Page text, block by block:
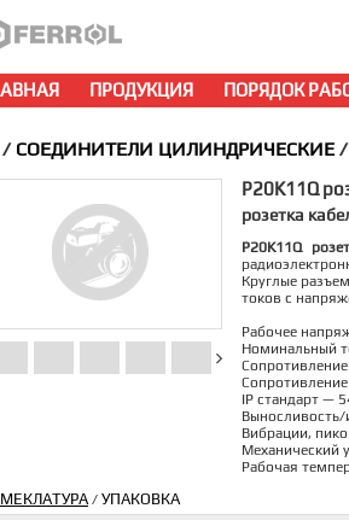
ПРОДУКЦИЯ ПОРЯДОК
/ СОЕДИНИТЕЛИ ЦИЛИНДРИЧЕСКИЕ/
P20K11Q
розетка
P20K11Q
Круглые
токов с
Рабочее
Номинальный
IP стандарт —
Вибрации,
Механический
Рабочая
/ УПАКОВКА